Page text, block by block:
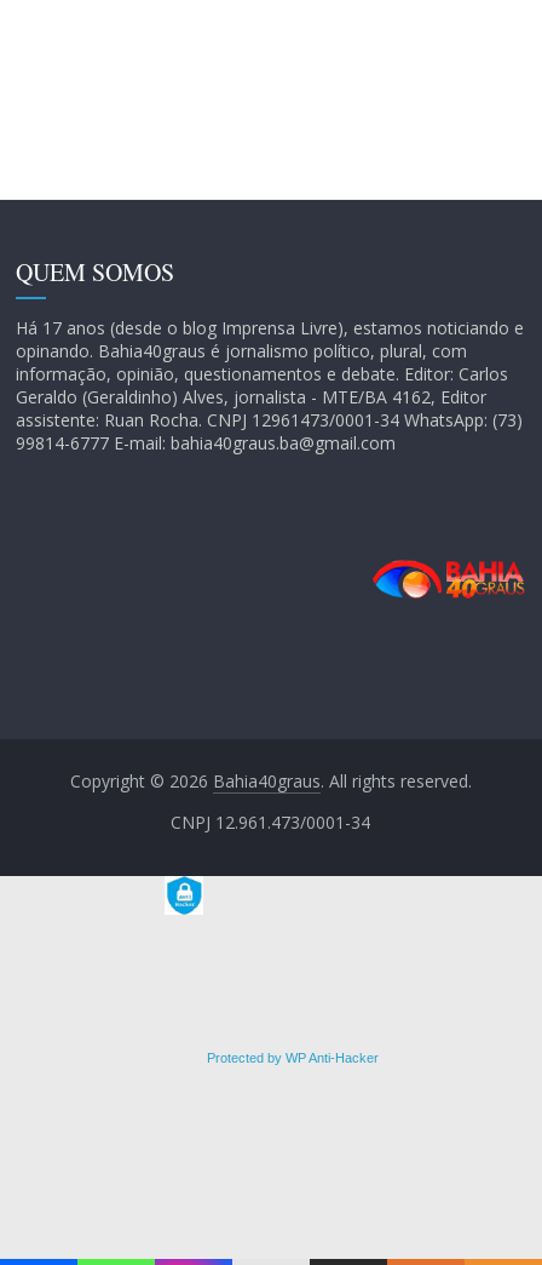
QUEM SOMOS
Há 17 anos (desde o blog Imprensa Livre), estamos noticiando e
opinando. Bahia40graus é jornalismo político, plural, com
informação, opinião, questionamentos e debate. Editor: Carlos
Geraldo (Geraldinho) Alves, jornalista - MTE/BA 4162, Editor
assistente: Ruan Rocha. CNPJ 12961473/0001-34 WhatsApp: (73)
99814-6777 E-mail: bahia40graus.ba@gmail.com
Copyright © 2026 Bahia40graus. All rights reserved.
CNPJ 12.961.473/0001-34
Protected by WP Anti-Hacker